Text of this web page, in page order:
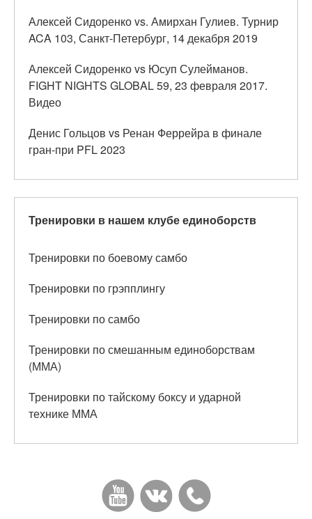
Алексей Сидоренко vs. Амирхан Гулиев. Турнир
ACA 103, Санкт-Петербург, 14 декабря 2019
Алексей Сидоренко vs Юсуп Сулейманов.
FIGHT NIGHTS GLOBAL 59, 23 февраля 2017.
Видео
Денис Гольцов vs Ренан Феррейра в финале
гран-при PFL 2023
Тренировки в нашем клубе единоборств
Тренировки по боевому самбо
Тренировки по грэпплингу
Тренировки по самбо
Тренировки по смешанным единоборствам
(ММА)
Тренировки по тайскому боксу и ударной
технике ММА